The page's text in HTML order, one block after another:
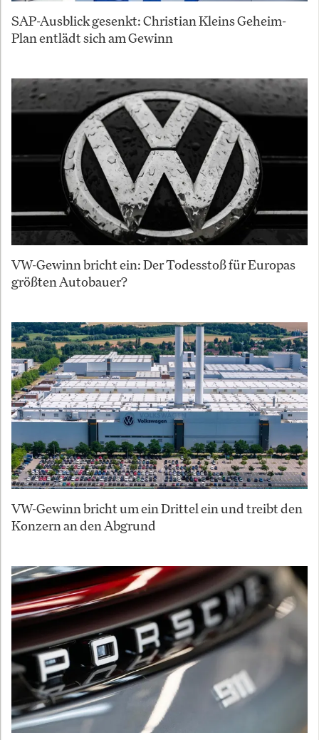
SAP-Ausblick gesenkt: Christian Kleins Geheim-
Plan entlädt sich am Gewinn
VW-Gewinn bricht ein: Der Todesstoß für Europas
größten Autobauer?
VW-Gewinn bricht um ein Drittel ein und treibt den
Konzern an den Abgrund